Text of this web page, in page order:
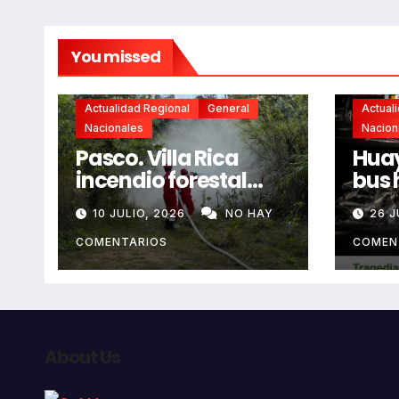
You missed
Actualidad Regional
General
Nacionales
Pasco. Villa Rica
incendio forestal
extremo deja dos
fallecidos y heridos
10 JULIO, 2026 NO HAY
COMENTARIOS
bus
en26